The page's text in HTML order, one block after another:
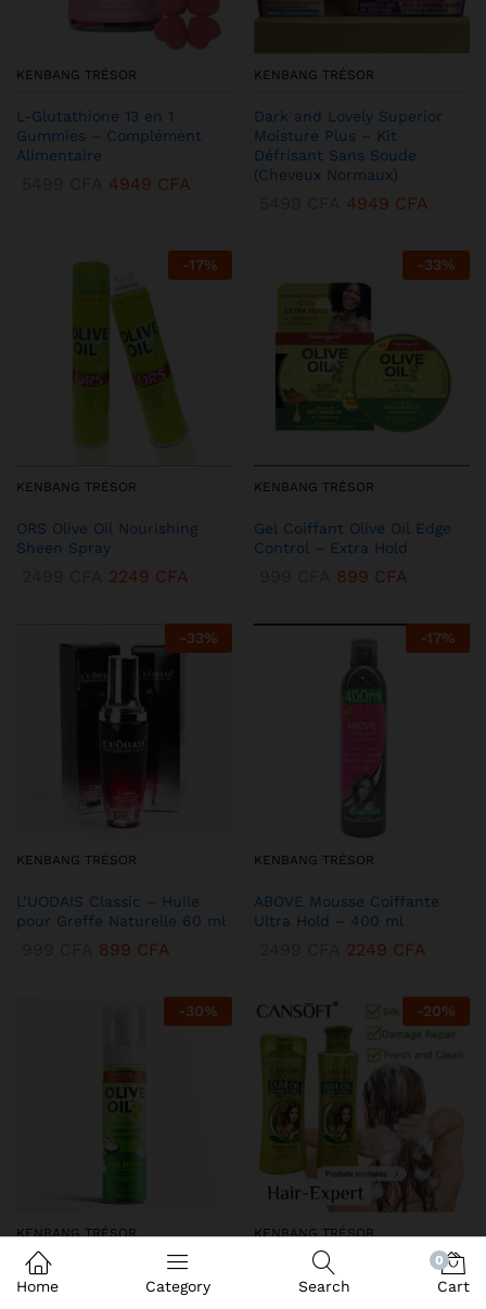
KENBANG TRÉSOR
L-Glutathione 13 en 1
Gummies – Complément
Alimentaire
4949 CFA
KENBANG TRÉSOR
Dark and Lovely Superior
Moisture Plus – Kit
Défrisant Sans Soude
(Cheveux Normaux)
4949 CFA
-17%
KENBANG TRÉSOR
ORS Olive Oil Nourishing
Sheen Spray
2249 CFA
-33%
KENBANG TRÉSOR
Gel Coiffant Olive Oil Edge
Control – Extra Hold
899 CFA
-33%
KENBANG TRÉSOR
L’UODAIS Classic – Huile
pour Greffe Naturelle 60 ml
899 CFA
-17%
KENBANG TRÉSOR
ABOVE Mousse Coiffante
Ultra Hold – 400 ml
2249 CFA
-30%
KENBANG TRÉSOR
DEQROY Olive Oil Mousse
Coiffante – Hold & Shine
-20%
KENBANG TRÉSOR
Duo CANSoft Shampooing &
Après-shampooing à l’Huile
Home Category Search
0
Cart